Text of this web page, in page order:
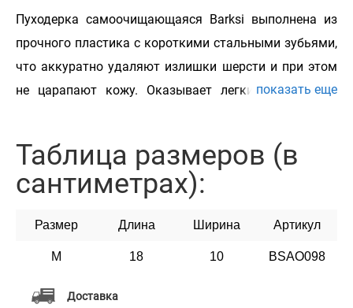
Доставка
Пуходерка самоочищающаяся Barksi выполнена из
прочного пластика с короткими стальными зубьями,
что аккуратно удаляют излишки шерсти и при этом
не царапают кожу. Оказывает легкие массажные
избавится от вычесанной шерсти. Пластиковая ручка
с противоскользящим покрытием.
Характеристики
показать еще
Таблица размеров (в
сантиметрах):
Размер Длина Ширина Артикул
M 18 10 BSAO098